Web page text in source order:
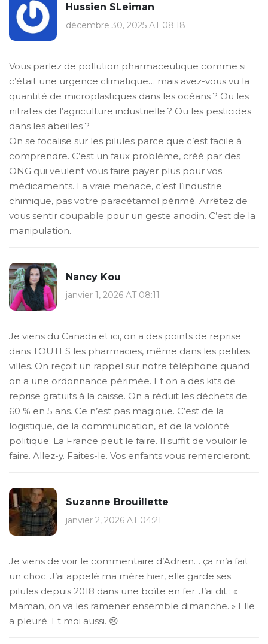
Hussien SLeiman
décembre 30, 2025 AT 08:18
Vous parlez de pollution pharmaceutique comme si
c’était une urgence climatique… mais avez-vous vu la
quantité de microplastiques dans les océans ? Ou les
nitrates de l’agriculture industrielle ? Ou les pesticides
dans les abeilles ?
On se focalise sur les pilules parce que c’est facile à
comprendre. C’est un faux problème, créé par des
ONG qui veulent vous faire payer plus pour vos
médicaments. La vraie menace, c’est l’industrie
chimique, pas votre paracétamol périmé. Arrêtez de
vous sentir coupable pour un geste anodin. C’est de la
manipulation.
Nancy Kou
janvier 1, 2026 AT 08:11
Je viens du Canada et ici, on a des points de reprise
dans TOUTES les pharmacies, même dans les petites
villes. On reçoit un rappel sur notre téléphone quand
on a une ordonnance périmée. Et on a des kits de
reprise gratuits à la caisse. On a réduit les déchets de
60 % en 5 ans. Ce n’est pas magique. C’est de la
logistique, de la communication, et de la volonté
politique. La France peut le faire. Il suffit de vouloir le
faire. Allez-y. Faites-le. Vos enfants vous remercieront.
Suzanne Brouillette
janvier 2, 2026 AT 04:21
Je viens de voir le commentaire d’Adrien… ça m’a fait
un choc. J’ai appelé ma mère hier, elle garde ses
pilules depuis 2018 dans une boîte en fer. J’ai dit : «
Maman, on va les ramener ensemble dimanche. » Elle
a pleuré. Et moi aussi. 😢